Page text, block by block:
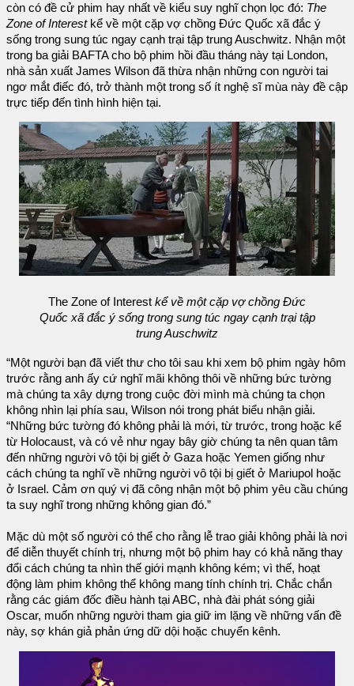
còn có đề cử phim hay nhất về kiểu suy nghĩ chọn lọc đó: The
Zone of Interestkể về một cặp vợ chồng Đức Quốc xã đắc ý
sống trong sung túc ngay cạnh trại tập trung Auschwitz. Nhận một
trong ba giải BAFTA cho bộ phim hồi đầu tháng này tại London,
nhà sản xuất James Wilson đã thừa nhận những con người tai
ngơ mắt điếc đó, trở thành một trong số ít nghệ sĩ mùa này đề cập
trực tiếp đến tình hình hiện tại.
The Zone of Interest kể về một cặp vợ chồng Đức
Quốc xã đắc ý sống trong sung túc ngay cạnh trại tập
trung Auschwitz
“Một người bạn đã viết thư cho tôi sau khi xem bộ phim ngày hôm
trước rằng anh ấy cứ nghĩ mãi không thôi về những bức tường
mà chúng ta xây dựng trong cuộc đời mình mà chúng ta chọn
không nhìn lại phía sau, Wilson nói trong phát biểu nhận giải.
“Những bức tường đó không phải là mới, từ trước, trong hoặc kể
từ Holocaust, và có vẻ như ngay bây giờ chúng ta nên quan tâm
đến những người vô tội bị giết ở Gaza hoặc Yemen giống như
cách chúng ta nghĩ về những người vô tội bị giết ở Mariupol hoặc
ở Israel. Cảm ơn quý vị đã công nhận một bộ phim yêu cầu chúng
ta suy nghĩ trong những không gian đó.”
Mặc dù một số người có thể cho rằng lễ trao giải không phải là nơi
để diễn thuyết chính trị, nhưng một bộ phim hay có khả năng thay
đổi cách chúng ta nhìn thế giới mạnh không kém; vì thế, hoạt
động làm phim không thể không mang tính chính trị. Chắc chắn
rằng các giám đốc điều hành tại ABC, nhà đài phát sóng giải
Oscar, muốn những người tham gia giữ im lặng về những vấn đề
này, sợ khán giả phản ứng dữ dội hoặc chuyển kênh.